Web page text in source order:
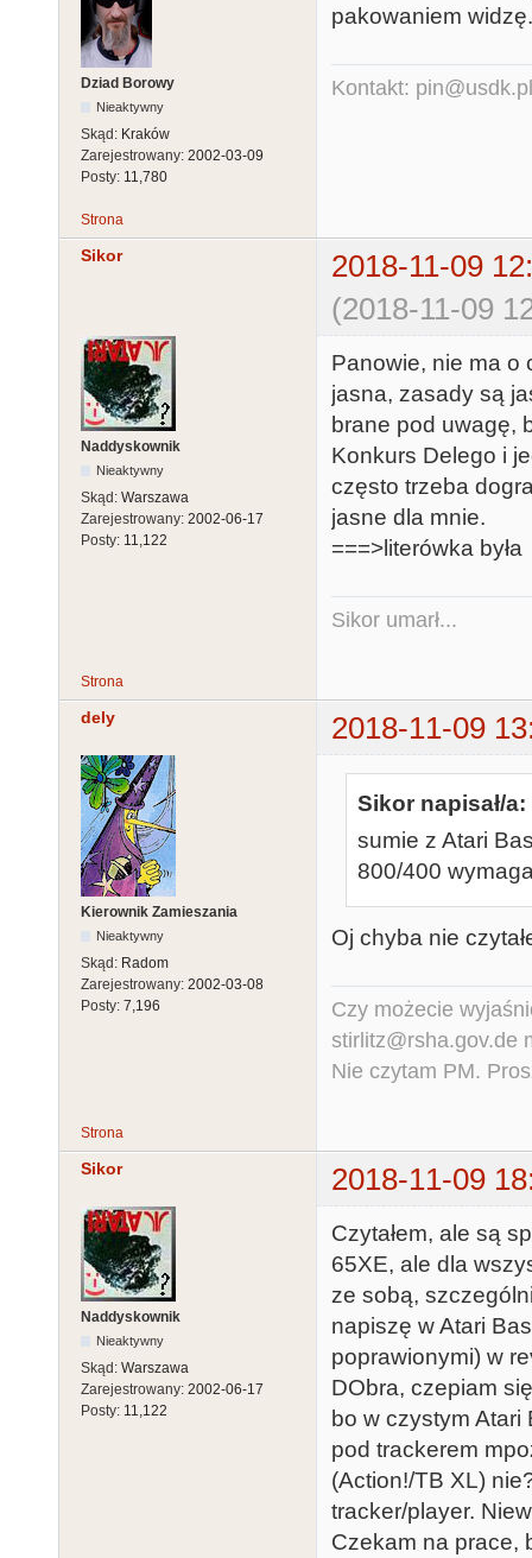
Dziad Borowy
Nieaktywny
Skąd: Kraków
Zarejestrowany: 2002-03-09
Posty: 11,780
pakowaniem widzę.
Kontakt: pin@usdk.pl
Strona
Sikor
2018-11-09
(2018-11-09
Naddyskownik
Nieaktywny
Skąd: Warszawa
Zarejestrowany: 2002-06-17
Posty: 11,122
Panowie, nie ma o
jasna, zasady są
brane pod uwagę,
Konkurs Delego i
często trzeba
jasne dla mnie.
===>literówka była
Sikor umarł...
Strona
dely 2018-11-09
Kierownik Zamieszania
Nieaktywny
Skąd: Radom
Zarejestrowany: 2002-03-08
Posty: 7,196
Sikor napisał/a:
sumie z Atari
800/400
Oj chyba nie
Czy możecie
stirlitz@rsha.gov.de
Nie czytam PM.
Strona
Sikor 2018-11-09
Naddyskownik
Nieaktywny
Skąd: Warszawa
Zarejestrowany: 2002-06-17
Posty: 11,122
Czytałem, ale są
65XE, ale dla
ze sobą,
napiszę w Atari
poprawionymi) w
DObra, czepiam
bo w czystym
pod trackerem
(Action!/TB XL)
tracker/player.
Czekam na prace,